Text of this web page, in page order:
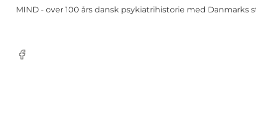
MIND - over 100 års dansk psykiatrihistorie med Danmarks
Facebook